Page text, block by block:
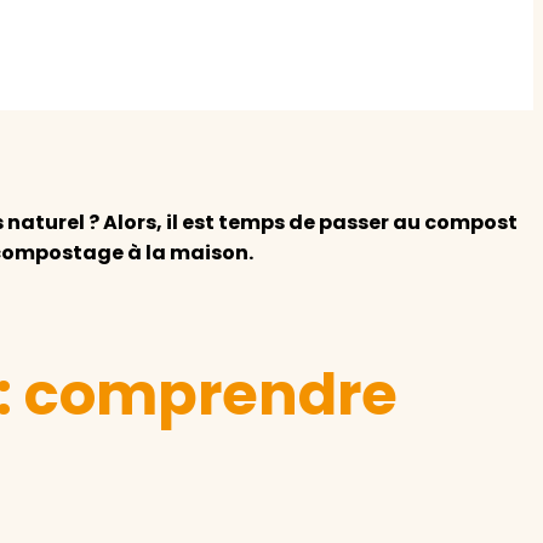
? Alors, il est temps de passer au compost
à la maison.
comprendre